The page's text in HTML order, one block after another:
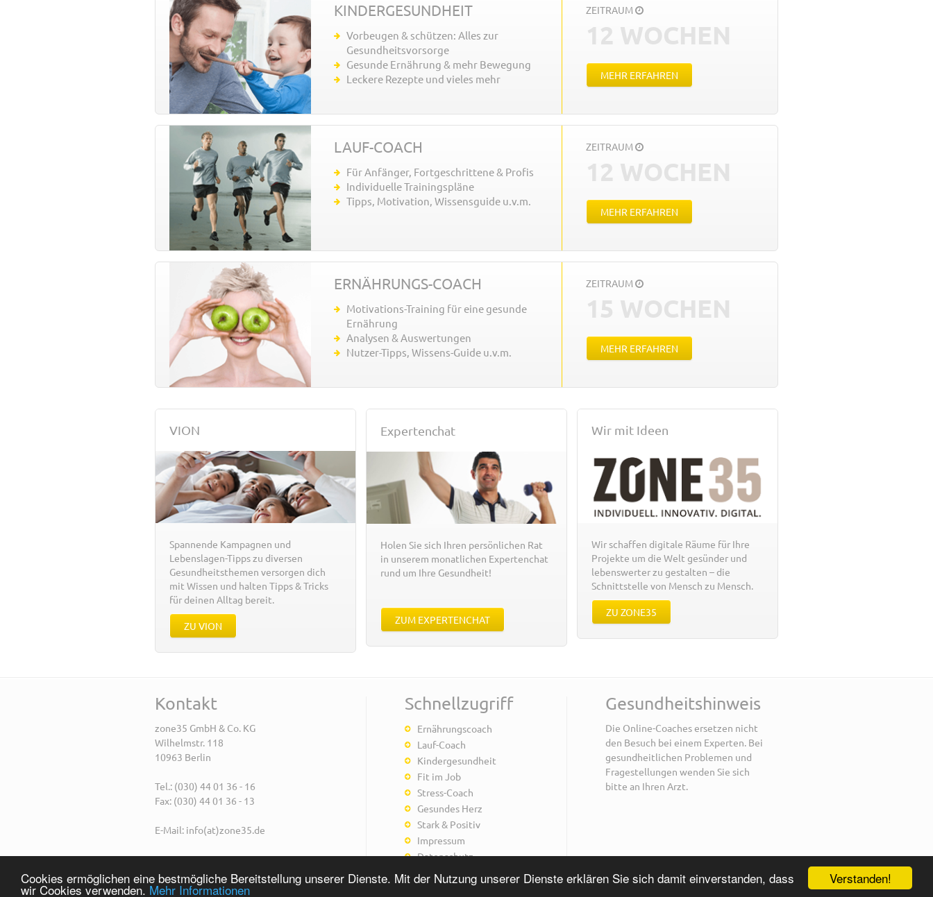
Verstanden!
Cookies ermöglichen eine bestmögliche Bereitstellung unserer Dienste. Mit der Nutzung unserer Dienste erklären Sie sich damit einverstanden, dass
wir Cookies verwenden. Mehr Informationen
KINDER­GESUNDHEIT
Vorbeugen & schützen: Alles zur
Gesundheitsvorsorge
Gesunde Ernährung & mehr Bewegung
Leckere Rezepte und vieles mehr
ZEITRAUM
12 WOCHEN
MEHR ERFAHREN
LAUF-COACH
Für Anfänger, Fortgeschrittene & Profis
Individuelle Trainingspläne
Tipps, Motivation, Wissensguide u.v.m.
ZEITRAUM
12 WOCHEN
MEHR ERFAHREN
ERNÄHRUNGS-COACH
Motivations-Training für eine gesunde
Ernährung
Analysen & Auswertungen
Nutzer-Tipps, Wissens-Guide u.v.m.
ZEITRAUM
15 WOCHEN
MEHR ERFAHREN
VION
Spannende Kampagnen und
Lebenslagen-Tipps zu diversen
Gesundheitsthemen versorgen dich
mit Wissen und halten Tipps & Tricks
für deinen Alltag bereit.
ZU VION
Expertenchat
Holen Sie sich Ihren persönlichen Rat
in unserem monatlichen Expertenchat
rund um Ihre Gesundheit!
ZUM EXPERTENCHAT
Wir mit Ideen
Wir schaffen digitale Räume für Ihre
Projekte um die Welt gesünder und
lebenswerter zu gestalten – die
Schnittstelle von Mensch zu Mensch.
ZU ZONE35
Kontakt
zone35 GmbH & Co. KG
Wilhelmstr. 118
10963 Berlin
Tel.: (030) 44 01 36 - 16
Fax: (030) 44 01 36 - 13
E-Mail: info(at)zone35.de
Schnellzugriff
Ernährungscoach
Lauf-Coach
Kindergesundheit
Fit im Job
Stress-Coach
Gesundes Herz
Stark & Positiv
Impressum
Datenschutz
Gesundheitshinweis
Die Online-Coaches ersetzen nicht
den Besuch bei einem Experten. Bei
gesundheitlichen Problemen und
Fragestellungen wenden Sie sich
bitte an Ihren Arzt.